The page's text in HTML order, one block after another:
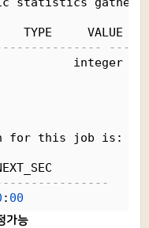
TYPE     VALUE
for this job is:
: 00
가능